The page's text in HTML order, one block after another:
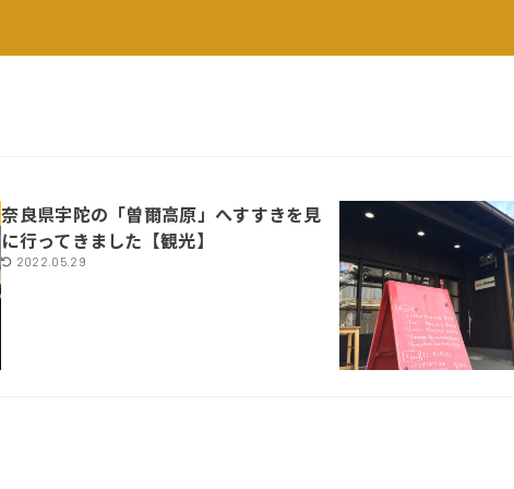
奈良県宇陀の「曽爾高原」へすすきを見
に行ってきました【観光】
2022.05.29